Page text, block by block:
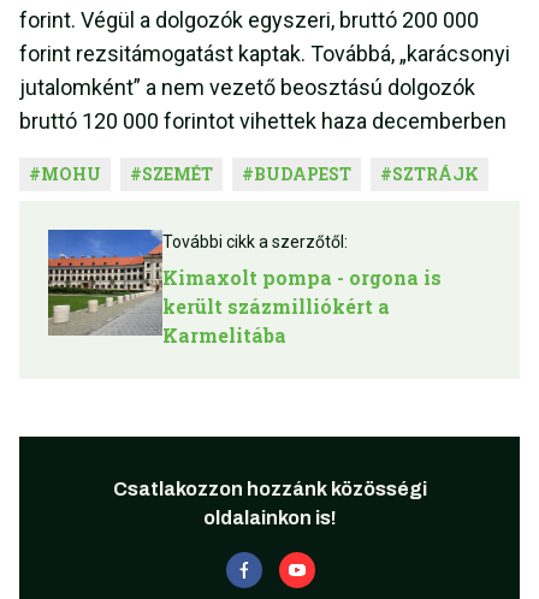
forint. Végül a dolgozók egyszeri, bruttó 200 000
forint rezsitámogatást kaptak. Továbbá, „karácsonyi
jutalomként” a nem vezető beosztású dolgozók
bruttó 120 000 forintot vihettek haza decemberben
#MOHU #SZEMÉT #BUDAPEST #SZTRÁJK
További cikk a szerzőtől:
Kimaxolt pompa - orgona is
került százmilliókért a
Karmelitába
Csatlakozzon hozzánk közösségi
oldalainkon is!